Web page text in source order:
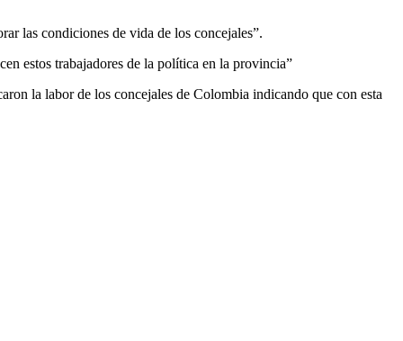
las condiciones de vida de los concejales”.
estos trabajadores de la política en la provincia”
la labor de los concejales de Colombia indicando que con esta